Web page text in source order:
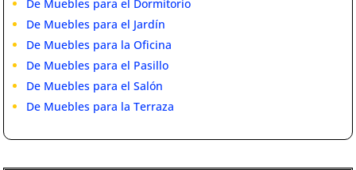
De Muebles para el Dormitorio
De Muebles para el Jardín
De Muebles para la Oficina
De Muebles para el Pasillo
De Muebles para el Salón
De Muebles para la Terraza